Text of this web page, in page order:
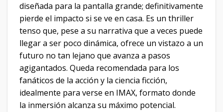
diseñada para la pantalla grande; definitivamente
pierde el impacto si se ve en casa. Es un thriller
tenso que, pese a su narrativa que a veces puede
llegar a ser poco dinámica, ofrece un vistazo a un
futuro no tan lejano que avanza a pasos
agigantados. Queda recomendada para los
fanáticos de la acción y la ciencia ficción,
idealmente para verse en IMAX, formato donde
la inmersión alcanza su máximo potencial.